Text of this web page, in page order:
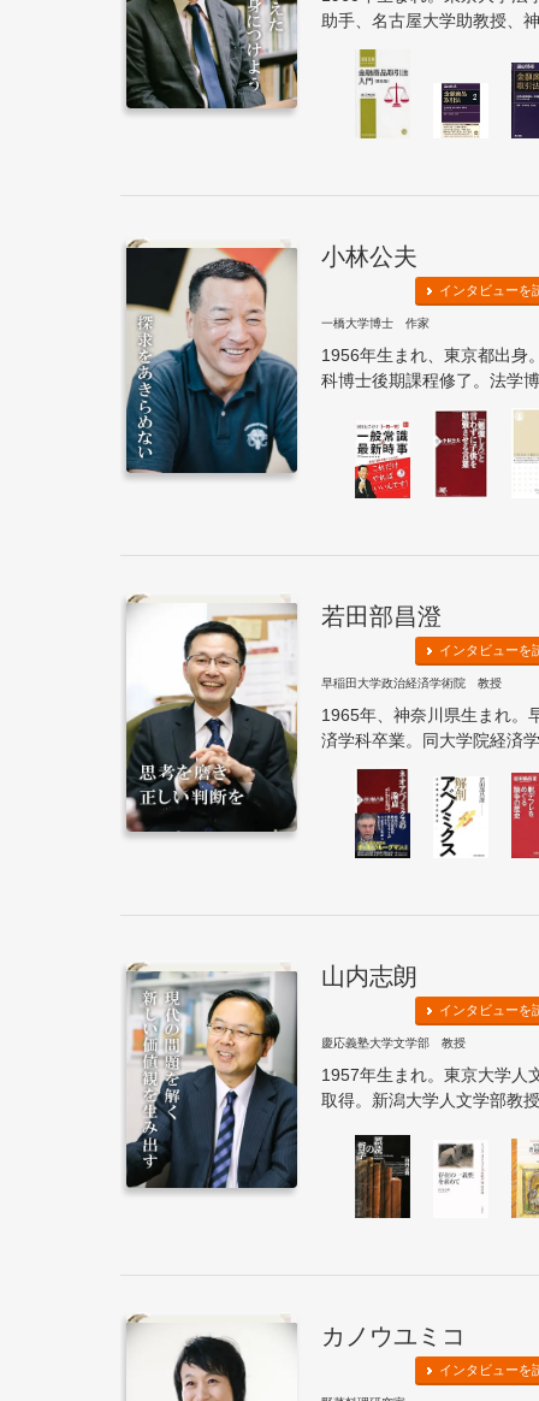
助手、名古屋大学助教授、
小林公夫
インタビューを
一橋大学博士 作家
1956年生まれ、東京都出身
科博士後期課程修了。法学
若田部昌澄
インタビューを
早稲田大学政治経済学術院 教授
1965年、神奈川県生まれ。
済学科卒業。同大学院経済
山内志朗
インタビューを
慶応義塾大学文学部 教授
1957年生まれ。東京大学人
取得。新潟大学人文学部教
カノウユミコ
インタビューを